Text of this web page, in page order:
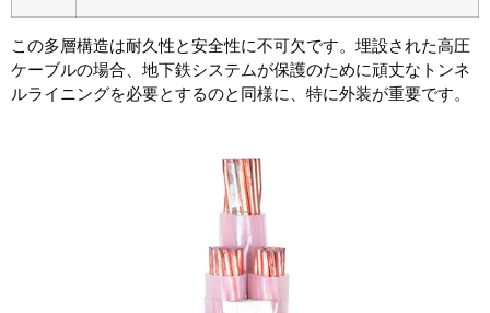
この多層構造は耐久性と安全性に不可欠です。埋設された高圧
ケーブルの場合、地下鉄システムが保護のために頑丈なトンネ
ルライニングを必要とするのと同様に、特に外装が重要です。